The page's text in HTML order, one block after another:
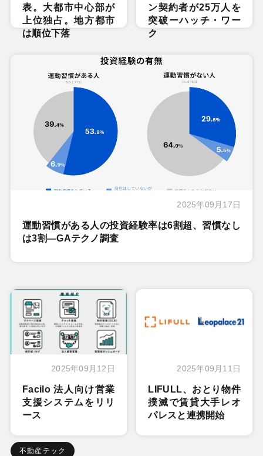
表。大都市中心部が
上位独占。地方都市
は順位下落
ン契約者が25万人を
突破ーハッチ・ワー
ク
2025年09月17日
運動習慣がある人の投資経験率は6割超、習慣なし
は3割―GAテクノ調査
2025年09月12日
Facilo 法人向け営業
支援システムをリリ
ース
不動産テック
2025年09月11日
LIFULL、おとり物件
撲滅で賃貸大手レオ
パレスと連携開始